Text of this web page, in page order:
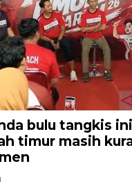
bulu tangkis
timur masih